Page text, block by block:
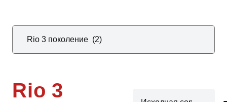
Rio 3